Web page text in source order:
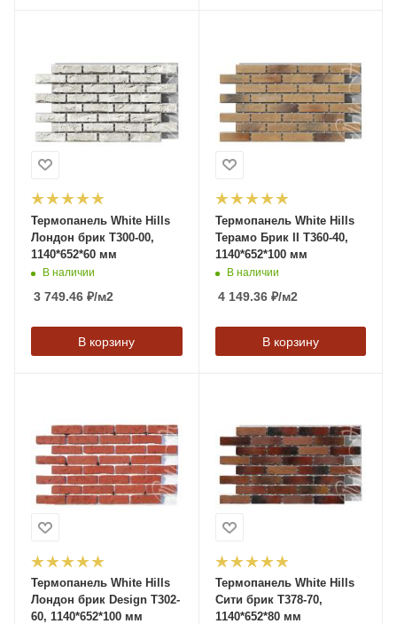
Термопанель White Hills
Лондон брик T300-00,
1140*652*60 мм
В наличии
3 749.46 ₽/м2
В корзину
Термопанель White Hills
Терамо Брик II T360-40,
1140*652*100 мм
В наличии
4 149.36₽/м2
В корзину
Термопанель White Hills
Лондон брик Design T302-
60, 1140*652*100 мм
Термопанель White Hills
Сити брик T378-70,
1140*652*80 мм